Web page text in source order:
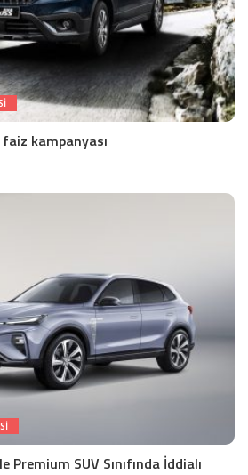
faiz kampanyası
Premium SUV Sınıfında İddialı